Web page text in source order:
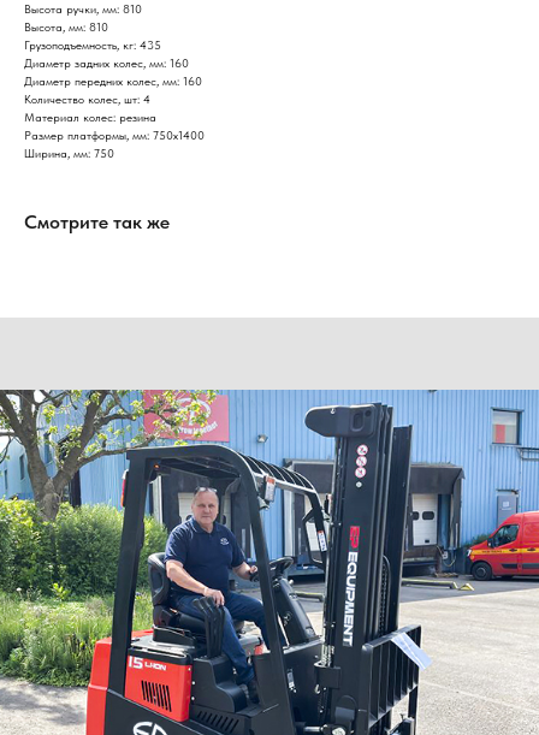
Высота ручки, мм: 810
Высота, мм: 810
Грузоподъемность, кг: 435
Диаметр задних колес, мм: 160
Диаметр передних колес, мм: 160
Количество колес, шт: 4
Материал колес: резина
Размер платформы, мм: 750х1400
Ширина, мм: 750
Смотрите так же
Ваше имя
Номер телефона
+7
Ваш email
Сообщение
Оставьте заявку, наши специалисты свяжутся с вами
и ответят на все вопросы